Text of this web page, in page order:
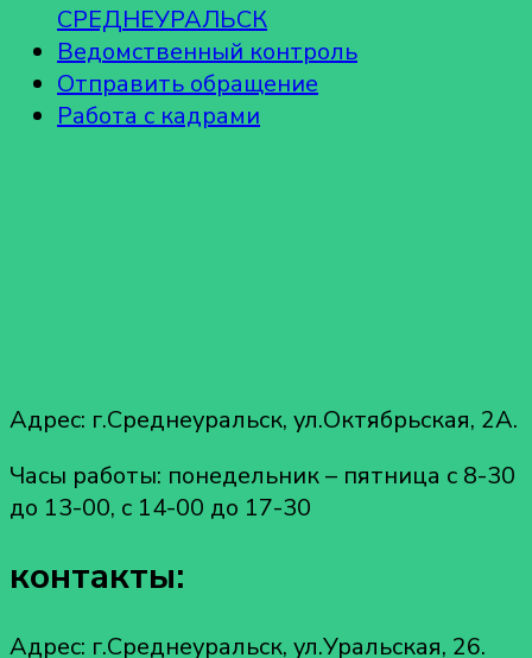
СРЕДНЕУРАЛЬСК
Ведомственный контроль
Отправить обращение
Работа с кадрами
Адрес: г.Среднеуральск, ул.Октябрьская, 2А.
Часы работы: понедельник – пятница с 8-30
до 13-00, с 14-00 до 17-30
контакты:
Адрес: г.Среднеуральск, ул.Уральская, 26.